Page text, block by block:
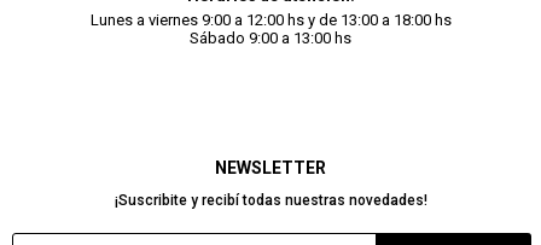
NEWSLETTER
¡Suscribite y recibí todas nuestras novedades!
Lunes a viernes 9:00 a 12:00 hs y de 13:00 a 18:00 hs
Sábado 9:00 a 13:00 hs